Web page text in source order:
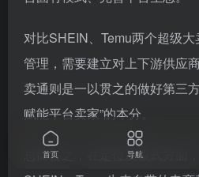
管理，需要建立对上下游供应
卖通则是一以贯之的做好第三
赋能平台卖家”的本分。
总而言之，在定位及模式方面
SHEIN、Temu生来自带的电
首页 导航